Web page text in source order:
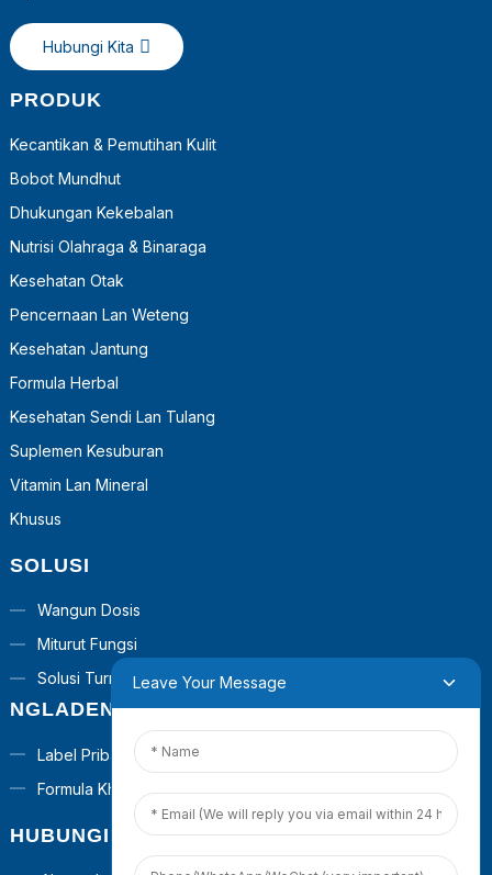
Hubungi Kita
PRODUK
Kecantikan & Pemutihan Kulit
Bobot Mundhut
Dhukungan Kekebalan
Nutrisi Olahraga & Binaraga
Kesehatan Otak
Pencernaan Lan Weteng
Kesehatan Jantung
Formula Herbal
Kesehatan Sendi Lan Tulang
Suplemen Kesuburan
Vitamin Lan Mineral
Khusus
SOLUSI
Wangun Dosis
Miturut Fungsi
Solusi Turnkey
NGLADENI
Label Pribadi
Formula Khusus
HUBUNGI KITA
Leave Your Message